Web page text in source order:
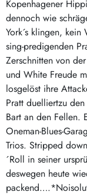
Kopenhagener
dennoch wie
York´s klingen,
sing-predigenden
Zerschnitten von
und White Freude
losgelöst ihre
Pratt duelliertzu
Bart an den Fellen.
Oneman-Blues-
Trios. Stripped
´Roll in seiner
deswegen heute